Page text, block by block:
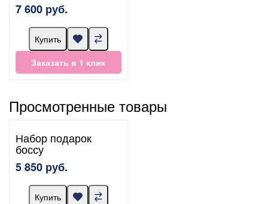
7 600 руб.
Купить
Заказать в 1 клик
Просмотренные товары
Набор подарок
боссу
5 850 руб.
Купить